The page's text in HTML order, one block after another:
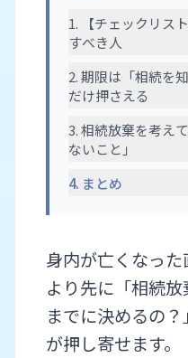
1. 【チェックリス
すべき人
2. 期限は「相続を
だけ押さえる
3. 相続放棄を考え
ないこと」
4. まとめ
身内が亡くなっ
より先に「相続
までに決めるの
が押し寄せます。